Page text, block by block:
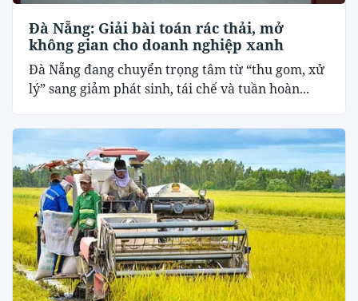
Đà Nẵng: Giải bài toán rác thải, mở
không gian cho doanh nghiệp xanh
Đà Nẵng đang chuyển trọng tâm từ “thu gom, xử
lý” sang giảm phát sinh, tái chế và tuần hoàn...